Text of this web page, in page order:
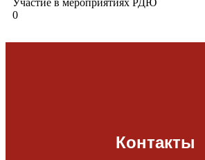
0
Контакты